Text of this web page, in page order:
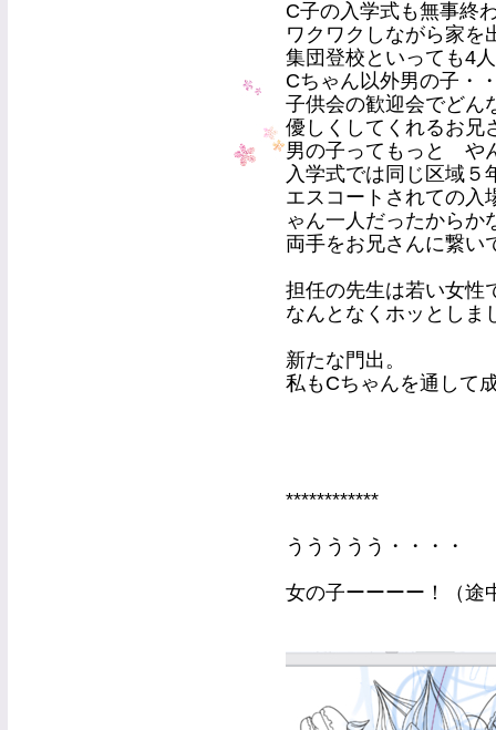
C子の入学式も無事終
ワクワクしながら家を
集団登校といっても4
Cちゃん以外男の子・
子供会の歓迎会でどん
優しくしてくれるお兄
男の子ってもっと や
入学式では同じ区域５
エスコートされての入
ゃん一人だったからか
両手をお兄さんに繋い
担任の先生は若い女性
なんとなくホッとしま
新たな門出。
私もCちゃんを通して
************
ううううう・・・・
女の子ーーーー！（途